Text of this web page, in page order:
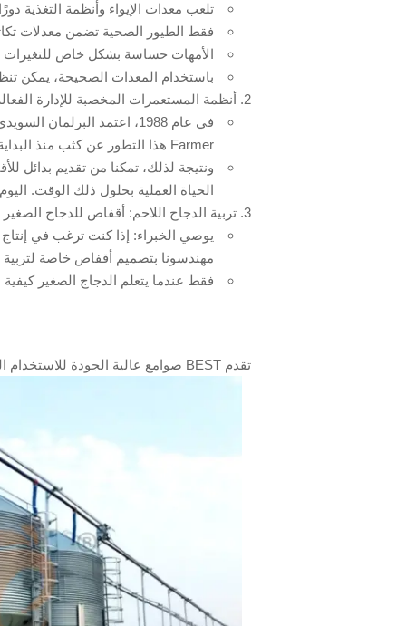
تلعب معدات الإيواء وأنظمة التغذية
فقط الطيور الصحية تضمن معدلات
الأمهات حساسة بشكل خاص للتغيرات
باستخدام المعدات الصحيحة، يمكن
2. أنظمة المستعمرات المخصبة للإدارة الفعالة للدواجن
Farmer هذا التطور عن كثب منذ البداية.
الحياة العملية بحلول ذلك الوقت.
3. تربية الدجاج اللاحم: أقفاص للدجاج الصغير الحيوي
يوصي الخبراء: إذا كنت ترغب في
مهندسونا بتصميم أقفاص خاصة
فقط عندما يتعلم الدجاج الصغير
تقدم BEST صوامع عالية الجودة للاستخدام الداخلي والخارجي مع جميع الملحقات اللازمة للتخزين الصحي للعلف.